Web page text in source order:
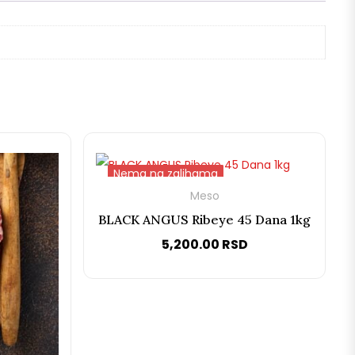
Nema na zalihama
Nema na zalihama
Meso
BLACK ANGUS Ribeye 45 Dana 1kg
5,200.00 RSD